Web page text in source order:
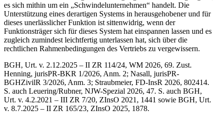
es sich mithin um ein „Schwindelunternehmen“ handelt. Die
Unterstützung eines derartigen Systems in herausgehobener und für
dieses unerlässlicher Funktion ist sittenwidrig, wenn der
Funktionsträger sich für dieses System hat einspannen lassen und es
zugleich zumindest leichtfertig unterlassen hat, sich über die
rechtlichen Rahmenbedingungen des Vertriebs zu vergewissern.
BGH, Urt. v. 2.12.2025 – II ZR 114/24, WM 2026, 69. Zust.
Henning, jurisPR-BKR 1/2026, Anm. 2; Nasall, jurisPR-
BGHZivilR 3/2026, Anm. 3; Straubmeier, FD-InsR 2026, 802414.
S. auch Leuering/Rubner, NJW-Spezial 2026, 47. S. auch BGH,
Urt. v. 4.2.2021 – III ZR 7/20, ZInsO 2021, 1441 sowie BGH, Urt.
v. 8.7.2025 – II ZR 165/23, ZInsO 2025, 1878.